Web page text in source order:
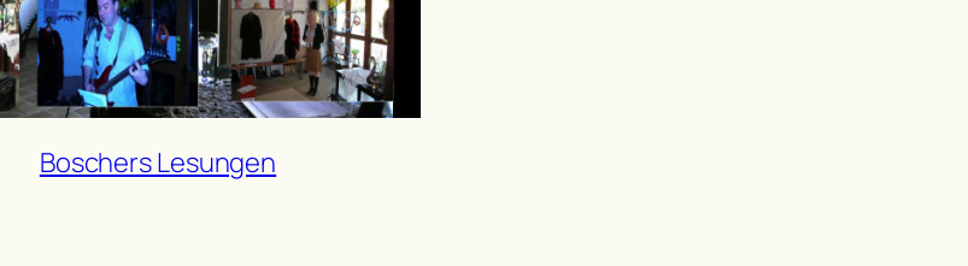
Boschers Lesungen